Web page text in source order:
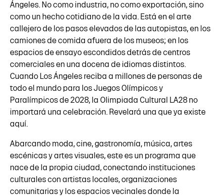
Ángeles. No como industria, no como exportación, sino
como un hecho cotidiano de la vida. Está en el arte
callejero de los pasos elevados de las autopistas, en los
camiones de comida afuera de los museos; en los
espacios de ensayo escondidos detrás de centros
comerciales en una docena de idiomas distintos.
Cuando Los Ángeles reciba a millones de personas de
todo el mundo para los Juegos Olímpicos y
Paralímpicos de 2028, la Olimpiada Cultural LA28 no
importará una celebración. Revelará una que ya existe
aquí.
Abarcando moda, cine, gastronomía, música, artes
escénicas y artes visuales, este es un programa que
nace de la propia ciudad, conectando instituciones
culturales con artistas locales, organizaciones
comunitarias y los espacios vecinales donde la